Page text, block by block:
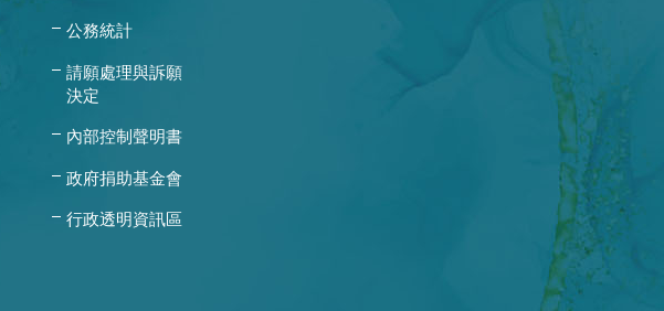
公務統計
請願處理與訴願
決定
內部控制聲明書
政府捐助基金會
行政透明資訊區